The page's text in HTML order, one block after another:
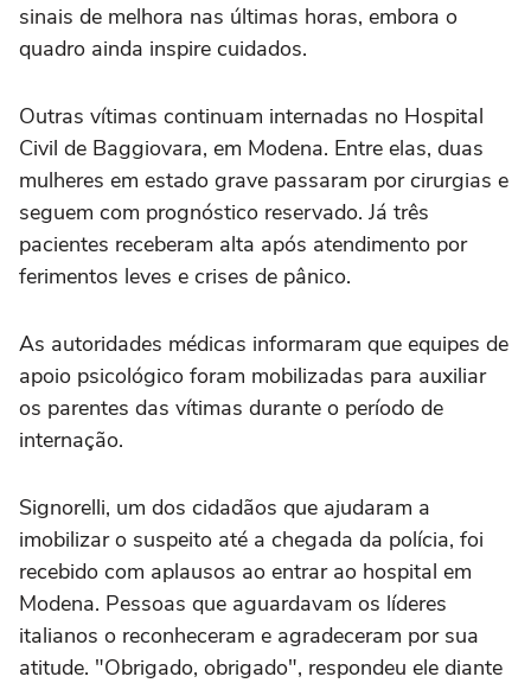
sinais de melhora nas últimas horas, embora o
quadro ainda inspire cuidados.
Outras vítimas continuam internadas no Hospital
Civil de Baggiovara, em Modena. Entre elas, duas
mulheres em estado grave passaram por cirurgias e
seguem com prognóstico reservado. Já três
pacientes receberam alta após atendimento por
ferimentos leves e crises de pânico.
As autoridades médicas informaram que equipes de
apoio psicológico foram mobilizadas para auxiliar
os parentes das vítimas durante o período de
internação.
Signorelli, um dos cidadãos que ajudaram a
imobilizar o suspeito até a chegada da polícia, foi
recebido com aplausos ao entrar ao hospital em
Modena. Pessoas que aguardavam os líderes
italianos o reconheceram e agradeceram por sua
atitude. "Obrigado, obrigado", respondeu ele diante